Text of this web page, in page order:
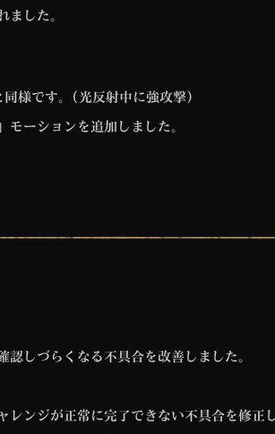
ました。
同様です。(光反射中に強攻撃)
ーションを追加しました。
しづらくなる不具合を改善しました。
ンジが正常に完了できない不具合を修正